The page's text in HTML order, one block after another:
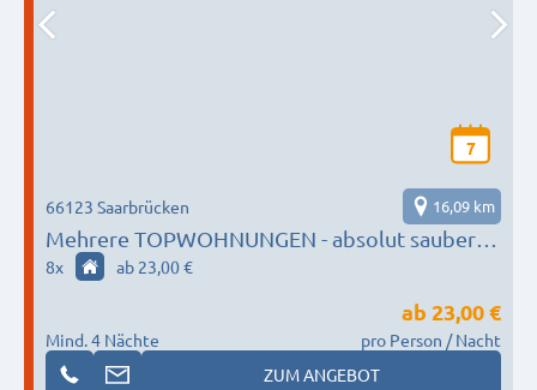
7
Mehrere TOPWOHNUNGEN - absolut sauber
und gemütlich- privater Parkplatz, kostenfreies
66123 Saarbrücken 16,09 km
8x ab 23,00 €
Mind. 4 Nächte
ab 23,00 €
pro Person / Nacht
ZUM ANGEBOT